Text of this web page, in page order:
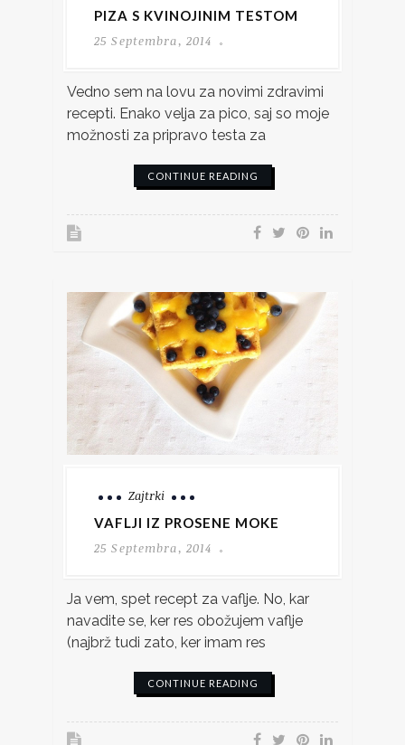
PIZA S KVINOJINIM TESTOM
25 Septembra, 2014
Vedno sem na lovu za novimi zdravimi
recepti. Enako velja za pico, saj so moje
možnosti za pripravo testa za
CONTINUE READING
Zajtrki
VAFLJI IZ PROSENE MOKE
25 Septembra, 2014
Ja vem, spet recept za vaflje. No, kar
navadite se, ker res obožujem vaflje
(najbrž tudi zato, ker imam res
CONTINUE READING